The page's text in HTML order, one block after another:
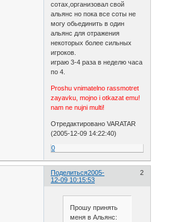
сотах,организовал свой
альянс но пока все соты не
могу обьединить в один
альянс для отражения
некоторых более сильных
игроков.
играю 3-4 раза в неделю часа
по 4.
Proshu vnimatelno rassmotret
zayavku, mojno i otkazat emu!
nam ne nujni multi!
Отредактировано VARATAR
(2005-12-09 14:22:40)
0
Поделиться 2
2005-
12-09 10:15:53
Прошу принять
меня в Альянс: